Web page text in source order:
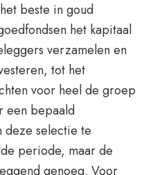
beste in goud
het kapitaal
verzamelen en
tot het
voor heel de groep
een bepaald
selectie te
periode, maar de
genoeg. Voor